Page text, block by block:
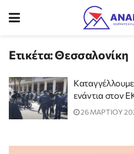
Ετικέτα:Θεσσαλονίκη
ενάντια στον
26 ΜΑΡΤΙΟΥ